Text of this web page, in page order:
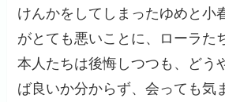
けんかをしてしまったゆめと小
がとても悪いことに、ローラた
本人たちは後悔しつつも、どう
ば良いか分からず、会っても気